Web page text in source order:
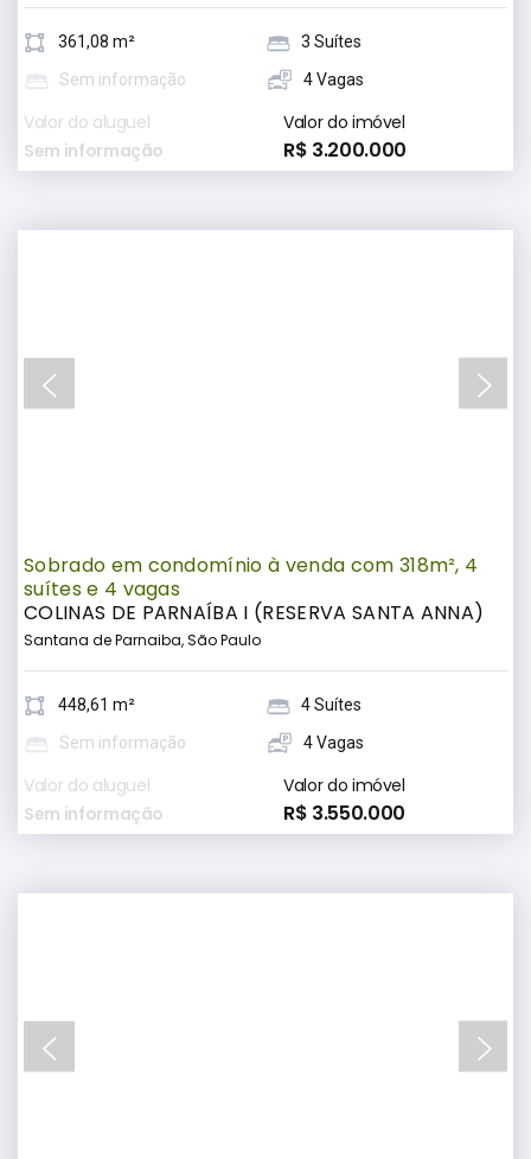
361,08 m²
3 Suítes
Sem informação
4 Vagas
Valor do aluguel
Sem informação
Valor do imóvel
R$ 3.200.000
Sobrado em condomínio à venda com 318m², 4
suítes e 4 vagas
COLINAS DE PARNAÍBA I (RESERVA SANTA ANNA)
Santana de Parnaiba, São Paulo
448,61 m²
4 Suítes
Sem informação
4 Vagas
Valor do aluguel
Sem informação
Valor do imóvel
R$ 3.550.000